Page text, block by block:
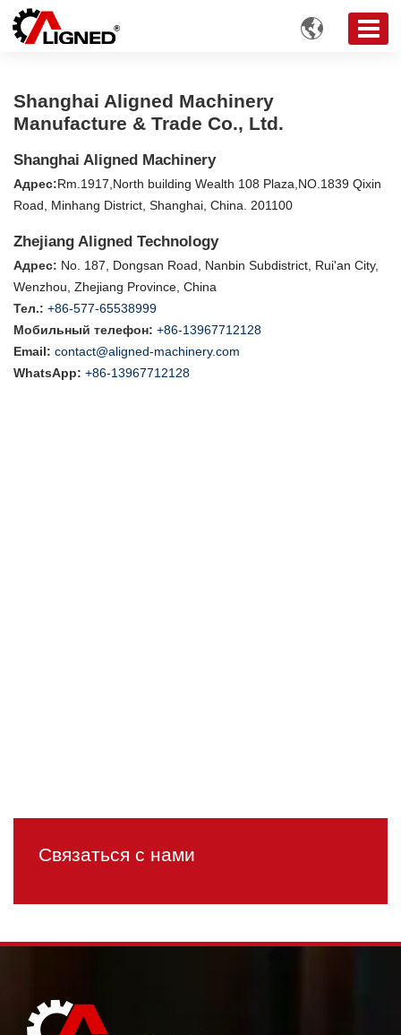

Shanghai Aligned Machinery
Manufacture & Trade Co., Ltd.
Shanghai Aligned Machinery
Адрес:Rm.1917,North building Wealth 108 Plaza,NO.1839 Qixin
Road, Minhang District, Shanghai, China. 201100
Zhejiang Aligned Technology
Адрес: No. 187, Dongsan Road, Nanbin Subdistrict, Rui'an City,
Wenzhou, Zhejiang Province, China
Тел.: +86-577-65538999
Мобильный телефон: +86-13967712128
Email: contact@aligned-machinery.com
WhatsApp: +86-13967712128
Связаться с нами